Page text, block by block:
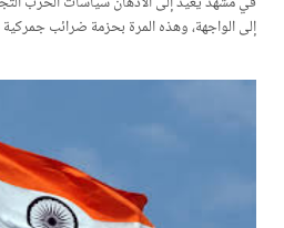
إلى الواجهة، وهذه المرة بحزمة ضرائب